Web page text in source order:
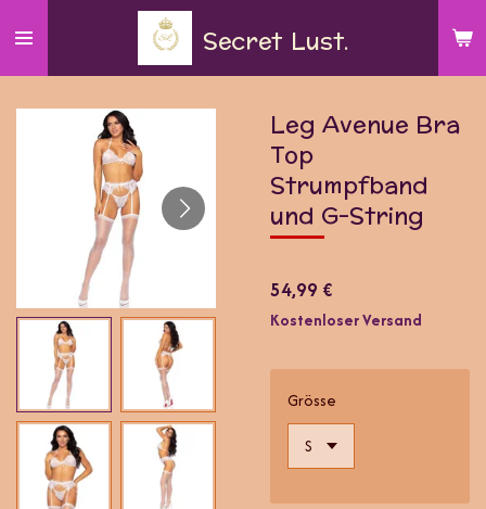
springen
Secret Lust.
Leg Avenue Bra
Top
Strumpfband
und G-String
54,99 €
Kostenloser Versand
Grösse